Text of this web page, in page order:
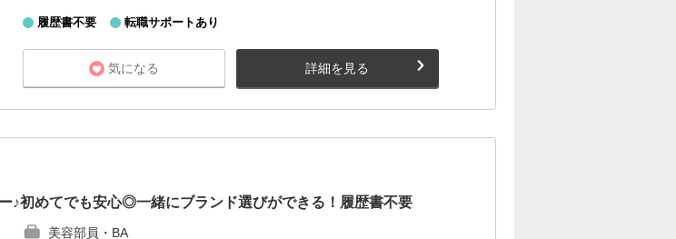
履歴書不要 転職サポートあり
気になる 詳細を見る
♪初めてでも安心◎一緒にブランド選びができる！履歴書不要
美容部員・BA